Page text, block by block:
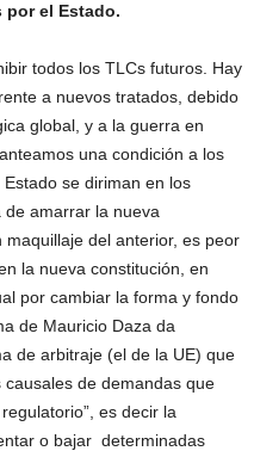
por el Estado.
todos los TLCs futuros. Hay
a nuevos tratados, debido
global, y a la guerra en
una condición a los
se diriman en los
amarrar la nueva
del anterior, es peor
la nueva constitución, en
por cambiar la forma y fondo
de Mauricio Daza da
de arbitraje (el de la UE) que
de demandas que
es decir la
o bajar determinadas